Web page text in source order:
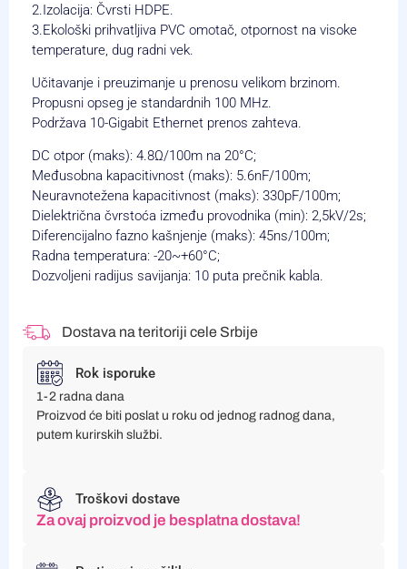
2.Izolacija: Čvrsti HDPE.
3.Ekološki prihvatljiva PVC omotač, otpornost na visoke
temperature, dug radni vek.
Učitavanje i preuzimanje u prenosu velikom brzinom.
Propusni opseg je standardnih 100 MHz.
Podržava 10-Gigabit Ethernet prenos zahteva.
DC otpor (maks): 4.8Ω/100m na 20°C;
Međusobna kapacitivnost (maks): 5.6nF/100m;
Neuravnotežena kapacitivnost (maks): 330pF/100m;
Dielektrična čvrstoća između provodnika (min): 2,5kV/2s;
Diferencijalno fazno kašnjenje (maks): 45ns/100m;
Radna temperatura: -20~+60°C;
Dozvoljeni radijus savijanja: 10 puta prečnik kabla.
Dostava na teritoriji cele Srbije
Rok isporuke
1-2 radna dana
Proizvod će biti poslat u roku od jednog radnog dana,
putem kurirskih službi.
Troškovi dostave
Za ovaj proizvod je besplatna dostava!